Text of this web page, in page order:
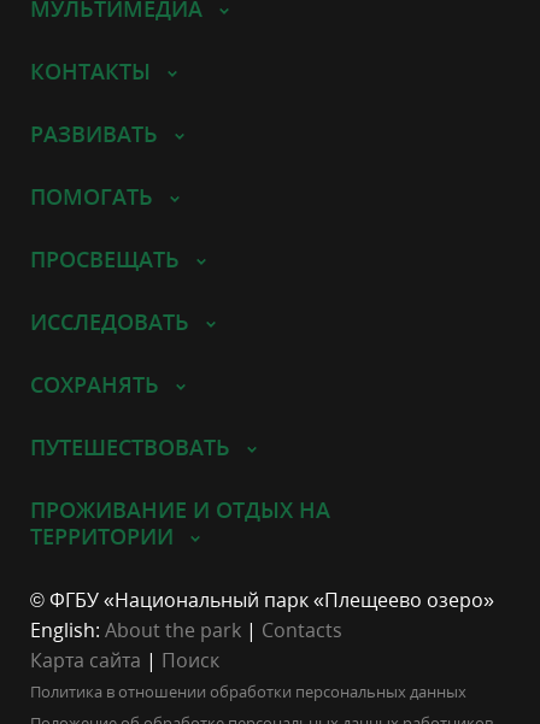
МУЛЬТИМЕДИА
КОНТАКТЫ
РАЗВИВАТЬ
ПОМОГАТЬ
ПРОСВЕЩАТЬ
ИССЛЕДОВАТЬ
СОХРАНЯТЬ
ПУТЕШЕСТВОВАТЬ
ПРОЖИВАНИЕ И ОТДЫХ НА
ТЕРРИТОРИИ
© ФГБУ «Национальный парк «Плещеево озеро»
English: About the park | Contacts
Карта сайта | Поиск
Политика в отношении обработки персональных данных